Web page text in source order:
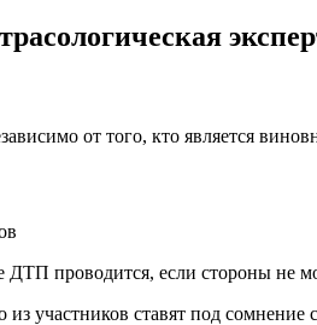
от того, кто является
ДТП проводится, если стороны
из участников ставят под